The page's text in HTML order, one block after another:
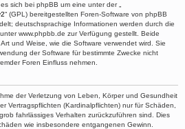
sich bei phpBB um eine unter der „
“ (GPL) bereitgestellten Foren-Software von phpBB
deutschsprachige Informationen werden durch die
www.phpbb.de zur Verfügung gestellt. Beide
und Weise, wie die Software verwendet wird. Sie
der Software für bestimmte Zwecke nicht
Foren Einfluss nehmen.
der Verletzung von Leben, Körper und Gesundheit
Vertragspflichten (Kardinalpflichten) nur für Schäden,
fahrlässiges Verhalten zurückzuführen sind. Dies
wie insbesondere entgangenen Gewinn.